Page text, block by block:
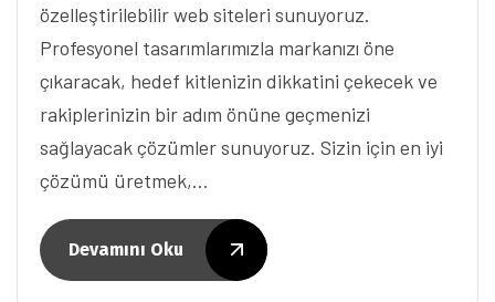
özelleştirilebilir web siteleri sunuyoruz.
Profesyonel tasarımlarımızla markanızı öne
çıkaracak, hedef kitlenizin dikkatini çekecek ve
rakiplerinizin bir adım önüne geçmenizi
sağlayacak çözümler sunuyoruz. Sizin için en iyi
çözümü üretmek,…
Devamını Oku